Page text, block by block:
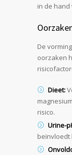
in de hand
De
oorzaken
Dieet:
risico.
Urine-
beïnvloedt